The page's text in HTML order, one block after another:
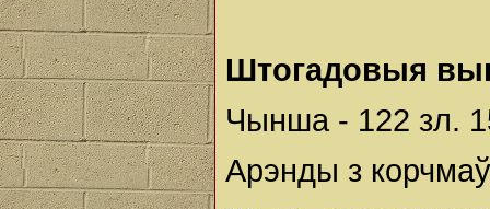
Штогадовыя
Чынша - 122 зл.
Арэнды з